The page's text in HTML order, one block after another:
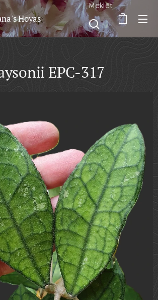
Hoyas
Meklēt
EPC-317